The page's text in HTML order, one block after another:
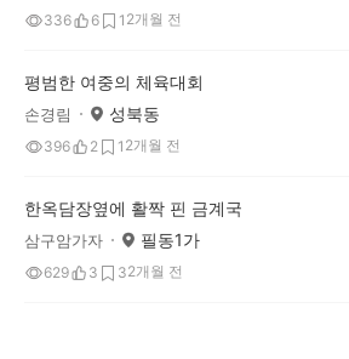
336 6 1 2개월 전
평범한 여중의 체육대회
손경림 성북동
396 2 1 2개월 전
한옥담장옆에 활짝 핀 금계국
삼구암가자 필동1가
629 3 32개월 전